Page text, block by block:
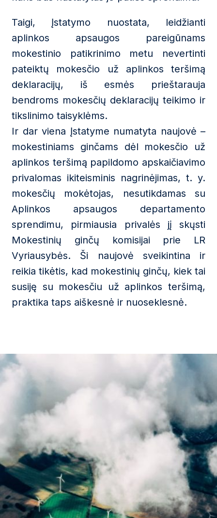
Taigi, Įstatymo nuostata, leidžianti
aplinkos apsaugos pareigūnams
mokestinio patikrinimo metu nevertinti
pateiktų mokesčio už aplinkos teršimą
deklaracijų, iš esmės prieštarauja
bendroms mokesčių deklaracijų teikimo ir
tikslinimo taisyklėms.
Ir dar viena Įstatyme numatyta naujovė –
mokestiniams ginčams dėl mokesčio už
aplinkos teršimą papildomo apskaičiavimo
privalomas ikiteisminis nagrinėjimas, t. y.
mokesčių mokėtojas, nesutikdamas su
Aplinkos apsaugos departamento
sprendimu, pirmiausia privalės jį skųsti
Mokestinių ginčų komisijai prie LR
Vyriausybės. Ši naujovė sveikintina ir
reikia tikėtis, kad mokestinių ginčų, kiek tai
susiję su mokesčiu už aplinkos teršimą,
praktika taps aiškesnė ir nuoseklesnė.